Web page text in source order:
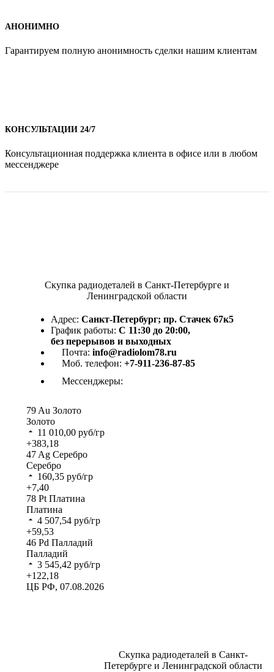
АНОНИМНО
Гарантируем полную анонимность сделки нашим клиентам
КОНСУЛЬТАЦИИ 24/7
Консультационная поддержка клиента в офисе или в любом
мессенджере
Скупка радиодеталей в Санкт-Петербурге и
Ленинградской области
Адрес: Санкт-Петербург; пр. Стачек 67к5
График работы: С 11:30 до 20:00,
без перерывов и выходных
Почта: info@radiolom78.ru
Моб. телефон: +7-911-236-87-85
Мессенджеры:
79Au Золото
Золото
11 010,00 руб/гр
+383,18
47Ag Серебро
Серебро
160,35 руб/гр
+7,40
78 Pt Платина
Платина
4 507,54 руб/гр
+59,53
46 Pd Палладий
Палладий
3 545,42 руб/гр
+122,18
ЦБ РФ, 07.08.2026
Скупка радиодеталей в Санкт-
Петербурге и Ленинградской области